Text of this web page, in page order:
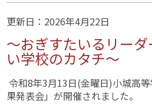
更新日： 2026年4月22日
〜おぎすたいるリー
い学校のカタチ〜
令和8年3月13日(金曜日)小城高
果発表会」が開催されました。